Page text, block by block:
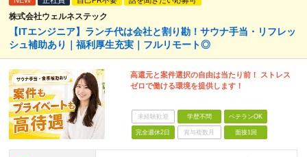
株式会社ウェルネステック
【ITエンジニア】ランチ代は会社と割り勘！サウナ手当・リフレッ
シュ補助あり｜福利厚生充実｜フルリモート◎
高還元と案件選択の自由は当たり前！ ストレス
ゼロで働ける環境を提供します！
未経験歓迎 学歴不問 ベテランOK
完全週休2日 賞与複数月 面接1回